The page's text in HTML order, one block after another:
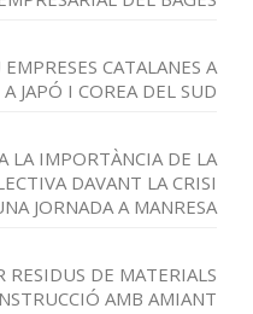
CATALANES A
JAPÓ I COREA DEL SUD
LA IMPORTÀNCIA DE LA
DAVANT LA CRISI
JORNADA A MANRESA
RESIDUS DE MATERIALS
AMB AMIANT